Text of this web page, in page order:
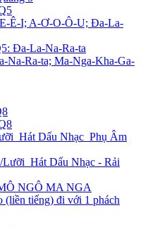
Ê-I; A-Ơ-O-Ô-U; Đa-La-
Đa-La-Na-Ra-ta
Ra-ta; Ma-Nga-Kha-Ga-
Dấu Nhạc_Phụ Âm
Dấu Nhạc - Rải
NGÔ MA NGA
tiếng) đi với 1 phách